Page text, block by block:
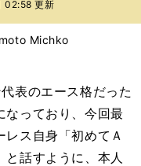
02:58 更新
Michko
表のエース格だった
なっており、今回最
ス自身「初めてＡ
話すように、本人